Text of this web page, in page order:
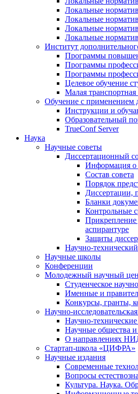
Локальные
Локальные
Локальные
Локальные
Институт
Программы
Программы
Программы
Целевое обучение
Малая транспортная
Обучение с применением
Инструкции и
Образовательный
TrueConf Server
Наука
Научные советы
Диссертационный
Информация о
Состав совета
Порядок
Диссертации,
Бланки
Контрольные
Прикрепление
аспирантуре
Защиты
Научно-
Научные школы
Конференции
Молодежный научный
Студенческое
Именные и
Конкурсы, гранты,
Научно-
Научно-технические
Научные общества
О направлениях
Стартап-школа «ЦИФРА»
Научные издания
Современные
Вопросы
Культура. Наука.